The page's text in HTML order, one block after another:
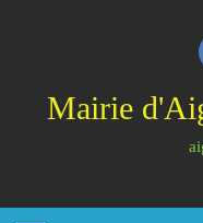
Mairie